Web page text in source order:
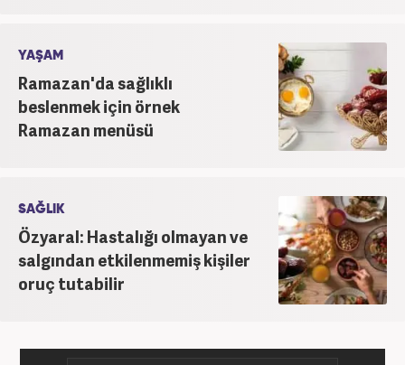
YAŞAM
Ramazan'da sağlıklı
beslenmek için örnek
Ramazan menüsü
SAĞLIK
Özyaral: Hastalığı olmayan ve
salgından etkilenmemiş kişiler
oruç tutabilir